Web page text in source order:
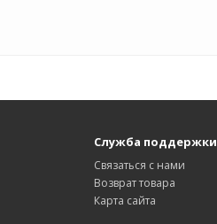
Служба поддержки
Связаться с нами
Возврат товара
Карта сайта